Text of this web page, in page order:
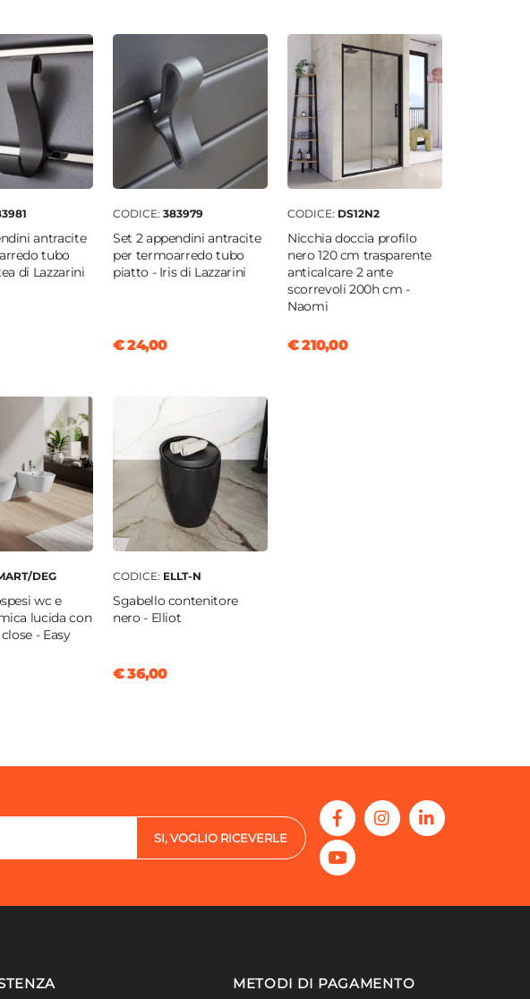
antracite
tubo
di Lazzarini
CODICE: 383979
Set 2 appendini antracite
per termoarredo tubo
piatto - Iris di Lazzarini
€ 24,00
CODICE: DS12N2
Nicchia doccia profilo
nero 120 cm trasparente
anticalcare 2 ante
scorrevoli 200h cm -
Naomi
€ 210,00
DEG
wc e
lucida con
- Easy
CODICE: ELLT-N
Sgabello contenitore
nero - Elliot
€ 36,00
SI, VOGLIO RICEVERLE
METODI DI PAGAMENTO